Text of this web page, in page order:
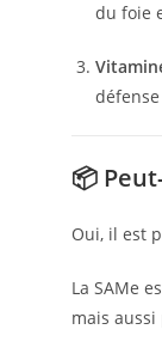
du foie
📦
Oui, il est
La SAMe
mais